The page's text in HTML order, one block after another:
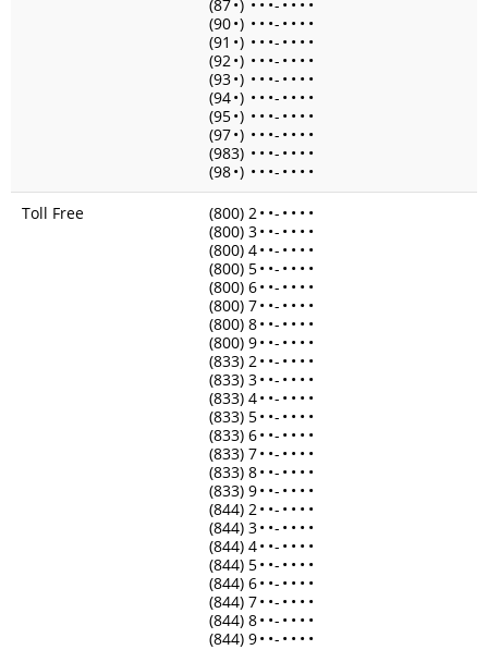
(87•) • • •- • • • •
(90•) • • •- • • • •
(91 •) • • •- • • • •
(92•) • • •- • • • •
(93•) • • •- • • • •
(94•) • • •- • • • •
(95•) • • •- • • • •
(97•) • • •- • • • •
(983) • • •- • • • •
(98•) • • •- • • • •
Toll Free
(800) 2• •- • • • •
(800) 3• •- • • • •
(800) 4• •- • • • •
(800) 5• •- • • • •
(800) 6• •- • • • •
(800) 7• •- • • • •
(800) 8• •- • • • •
(800) 9• •- • • • •
(833) 2• •- • • • •
(833) 3• •- • • • •
(833) 4• •- • • • •
(833) 5• •- • • • •
(833) 6• •- • • • •
(833) 7• •- • • • •
(833) 8• •- • • • •
(833) 9• •- • • • •
(844) 2• •- • • • •
(844) 3• •- • • • •
(844) 4• •- • • • •
(844) 5• •- • • • •
(844) 6• •- • • • •
(844) 7• •- • • • •
(844) 8• •- • • • •
(844) 9• •- • • • •